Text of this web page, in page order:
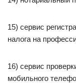
15) сервис
налога на
16) сервис
мобильного